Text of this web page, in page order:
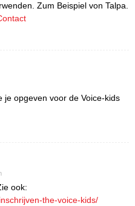
Zum Beispiel von Talpa.
je opgeven voor de Voice-kids
ook:
the-voice-kids/